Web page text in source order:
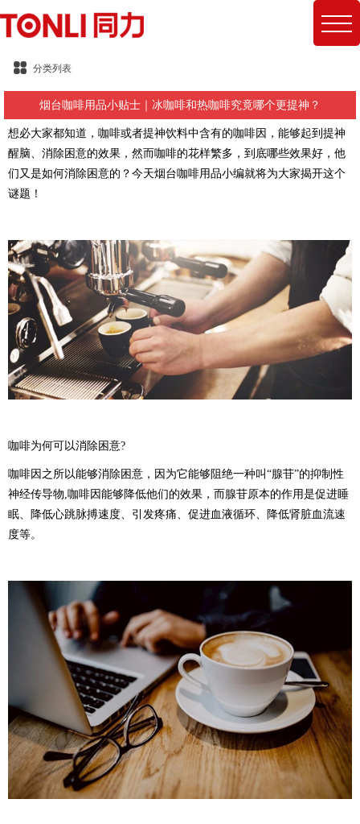
分类列表
烟台咖啡用品小贴士｜冰咖啡和热咖啡究竟哪个更提神？
想必大家都知道，咖啡或者提神饮料中含有的咖啡因，能够起到提神
醒脑、消除困意的效果，然而咖啡的花样繁多，到底哪些效果好，他
们又是如何消除困意的？今天烟台咖啡用品小编就将为大家揭开这个
谜题！
咖啡为何可以消除困意?
咖啡因之所以能够消除困意，因为它能够阻绝一种叫“腺苷”的抑制性
神经传导物,咖啡因能够降低他们的效果，而腺苷原本的作用是促进睡
眠、降低心跳脉搏速度、引发疼痛、促进血液循环、降低肾脏血流速
度等。